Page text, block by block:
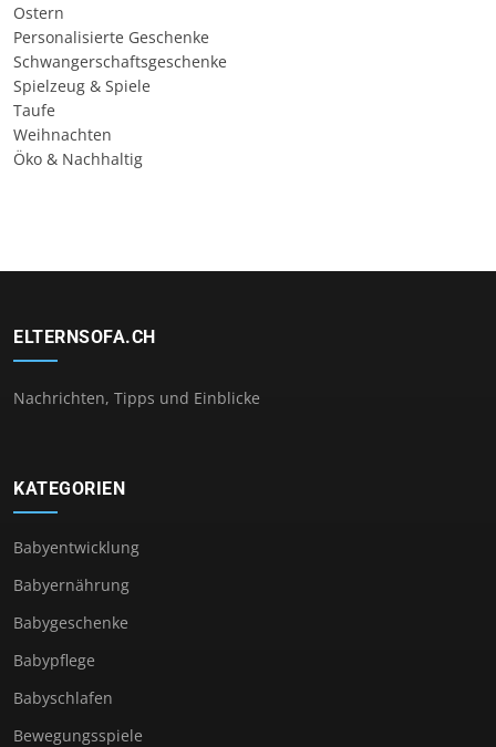
Ostern
Personalisierte Geschenke
Schwangerschaftsgeschenke
Spielzeug & Spiele
Taufe
Weihnachten
Öko & Nachhaltig
ELTERNSOFA.CH
Nachrichten, Tipps und Einblicke
KATEGORIEN
Babyentwicklung
Babyernährung
Babygeschenke
Babypflege
Babyschlafen
Bewegungsspiele